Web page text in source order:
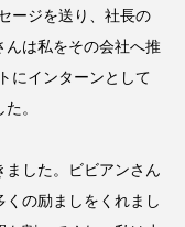
ージを送り、社長の
んは私をその会社へ推
にインターンとして
。
した。ビビアンさん
の励ましをくれまし